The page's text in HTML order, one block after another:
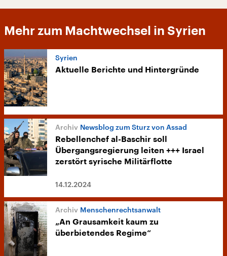
Mehr zum Machtwechsel in Syrien
Syrien
Aktuelle Berichte und Hintergründe
Newsblog zum Sturz von Assad
Rebellenchef al-Baschir soll
Übergangsregierung leiten +++ Israel
zerstört syrische Militärflotte
14.12.2024
Menschenrechtsanwalt
„An Grausamkeit kaum zu
überbietendes Regime“